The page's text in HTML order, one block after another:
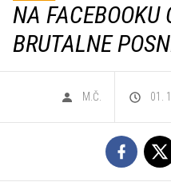
NA FACEBOOKU
BRUTALNE
M.Č. 01.